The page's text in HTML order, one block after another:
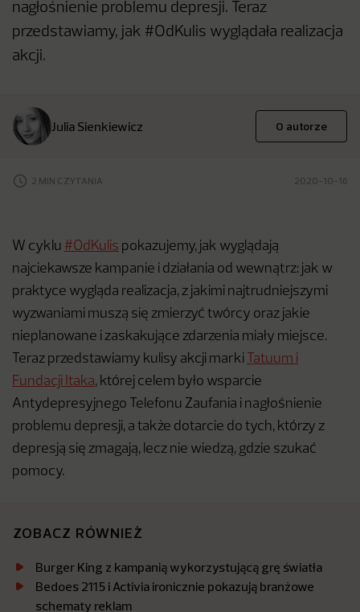
nagłośnienie problemu depresji. Teraz
przedstawiamy, jak #OdKulis wyglądała realizacja
akcji.
Julia Sienkiewicz O autorze
2 MIN CZYTANIA 2020-10-16
W cyklu #OdKulis pokazujemy, jak wyglądają
najciekawsze kampanie i działania od wewnątrz: jak w
praktyce wygląda realizacja, z jakimi najtrudniejszymi
wyzwaniami muszą się zmierzyć twórcy oraz jakie
nieplanowane i zaskakujące zdarzenia miały miejsce.
Teraz przedstawiamy kulisy akcji marki Tatuum i
Fundacji Itaka, której celem było wsparcie
Antydepresyjnego Telefonu Zaufania i nagłośnienie
problemu depresji, a także dotarcie do tych, którzy z
depresją się zmagają, lecz nie wiedzą, gdzie szukać
pomocy.
ZOBACZ RÓWNIEŻ
Burger King z kampanią wykorzystującą grę światła
Bedoes 2115 i Activia ironicznie pokazują branżowe
schematy reklam